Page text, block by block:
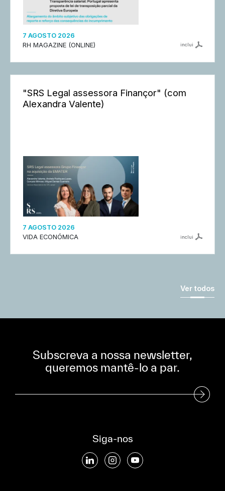
7 AGOSTO 2026
RH MAGAZINE (ONLINE)
inclui
"SRS Legal assessora Finançor" (com
Alexandra Valente)
7 AGOSTO 2026
VIDA ECONÓMICA
inclui
Ver todos
Subscreva a nossa newsletter,
queremos mantê-lo a par.
Subscreva a nossa Newsletter
Siga-nos